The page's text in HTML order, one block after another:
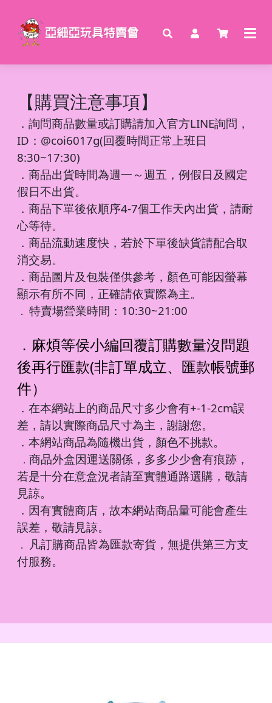
【購買注意事項】
． 詢問商品數量或訂購請加入官方LINE詢問，
ID：@coi6017g(回覆時間正常上班日
8:30~17:30)
．商品出貨時間為週一～週五，例假日及國定
假日不出貨。
．商品下單後依順序4-7個工作天內出貨，請耐
心等待。
．商品流動速度快，若於下單後缺貨請配合取
消交易。
．商品圖片及包裝僅供參考，顏色可能因螢幕
顯示有所不同，正確請依實際為主。
． 特賣場營業時間：10:30~21:00
．麻煩等侯小編回覆訂購數量沒問題
後再行匯款(非訂單成立、匯款帳號郵
件）
．在本網站上的商品尺寸多少會有+-1-2cm誤
差，請以實際商品尺寸為主，謝謝您。
．本網站商品為隨機出貨，顏色不挑款。
． 商品外盒因運送關係，多多少少會有痕跡，
若是十分在意盒況者請至實體通路選購，敬請
見諒。
．因有實體商店，故本網站商品量可能會產生
誤差，敬請見諒。
． 凡訂購商品皆為匯款寄貨，無提供第三方支
付服務。